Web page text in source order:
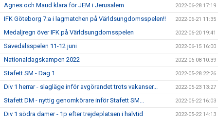
Agnes och Maud klara för JEM i Jerusalem 2022-06-28 17:19
IFK Göteborg 7:a i lagmatchen på Världsungdomsspelen!! 2022-06-21 11:35
Medaljregn över IFK på Världsungdomsspelen 2022-06-20 19:41
Sävedalsspelen 11-12 juni 2022-06-15 16:00
Nationaldagskampen 2022 2022-06-08 10:39
Stafett SM - Dag 1 2022-05-28 22:26
Div 1 herrar - slagläge inför avgörandet trots vakanser... 2022-05-23 13:27
Stafett DM - nyttig genomkörare inför Stafett SM... 2022-05-22 16:03
Div 1 södra damer - 1p efter trejdeplatsen i halvtid 2022-05-22 14:13